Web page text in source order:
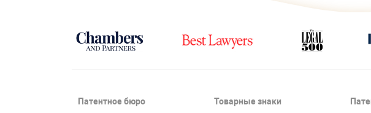
Патентное бюро
Товарные знаки